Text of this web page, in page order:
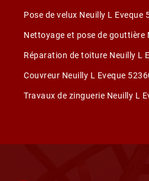
Pose de velux Neuilly L Eveque
Nettoyage et pose de gouttière
Réparation de toiture Neuilly L
Couvreur Neuilly L Eveque
Travaux de zinguerie Neuilly L